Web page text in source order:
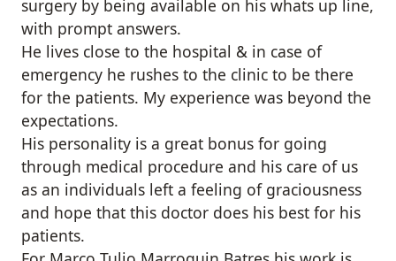
surgery by being available on his whats up line,
with prompt answers.
He lives close to the hospital & in case of
emergency he rushes to the clinic to be there
for the patients. My experience was beyond the
expectations.
His personality is a great bonus for going
through medical procedure and his care of us
as an individuals left a feeling of graciousness
and hope that this doctor does his best for his
patients.